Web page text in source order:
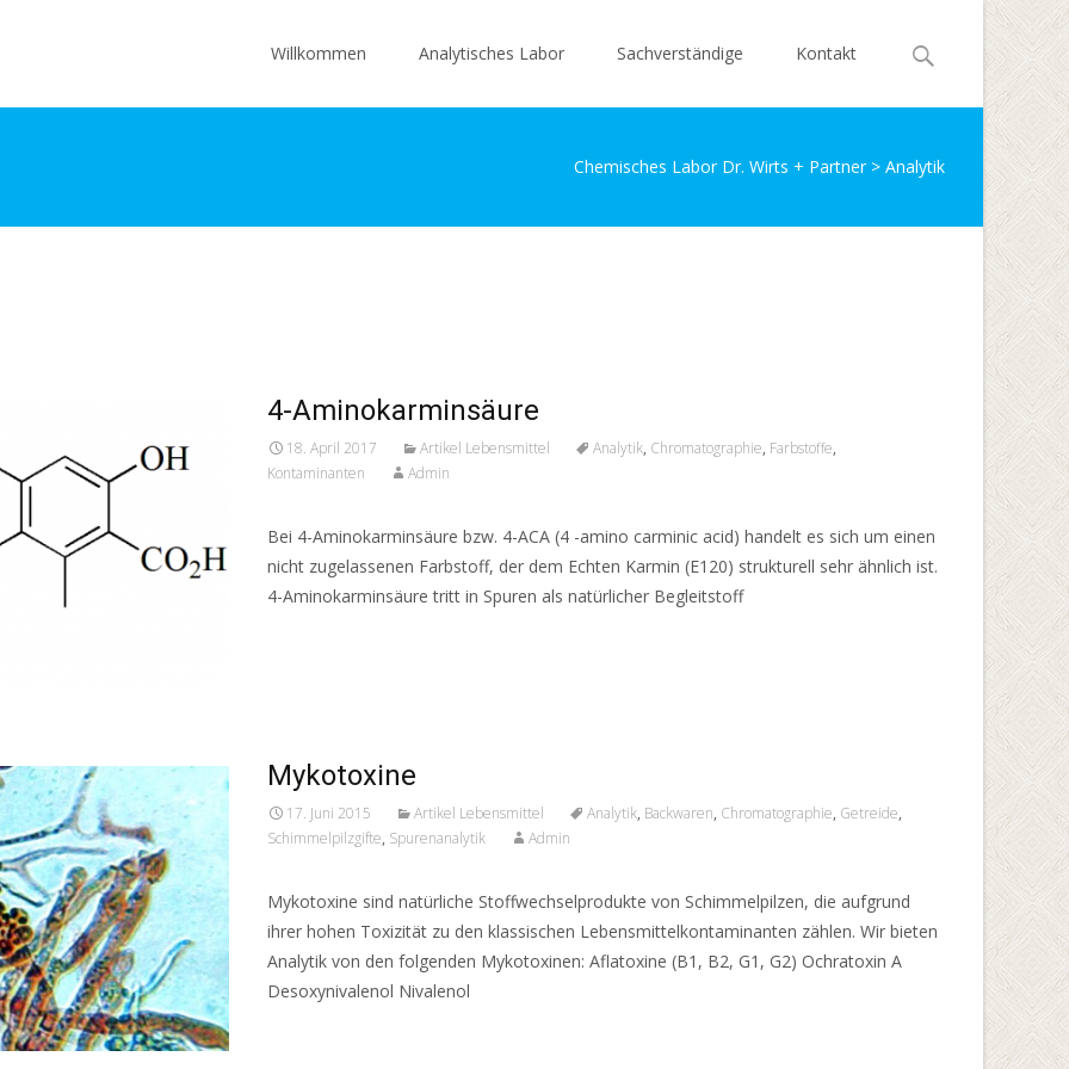
Willkommen Analytisches Labor Sachverständige Kontakt
Search
Chemisches Labor Dr. Wirts + Partner> Analytik
4-Aminokarminsäure
18. April 2017 Artikel Lebensmittel Analytik, Chromatographie, Farbstoffe,
Kontaminanten
Admin
Bei 4-Aminokarminsäure bzw. 4-ACA (4 -amino carminic acid) handelt es sich um einen
nicht zugelassenen Farbstoff, der dem Echten Karmin (E120) strukturell sehr ähnlich ist.
4-Aminokarminsäure tritt in Spuren als natürlicher Begleitstoff
Mykotoxine
17. Juni 2015 Artikel Lebensmittel Analytik, Backwaren, Chromatographie, Getreide,
Schimmelpilzgifte, Spurenanalytik Admin
Mykotoxine sind natürliche Stoffwechselprodukte von Schimmelpilzen, die aufgrund
ihrer hohen Toxizität zu den klassischen Lebensmittelkontaminanten zählen. Wir bieten
Analytik von den folgenden Mykotoxinen: Aflatoxine (B1, B2, G1, G2) Ochratoxin A
Desoxynivalenol Nivalenol